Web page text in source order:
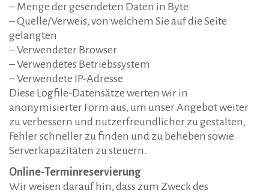
– Menge der gesendeten Daten in Byte
– Quelle/Verweis, von welchem Sie auf die Seite
gelangten
– Verwendeter Browser
– Verwendetes Betriebssystem
– Verwendete IP-Adresse
Diese Logfile-Datensätze werten wir in
anonymisierter Form aus, um unser Angebot weiter
zu verbessern und nutzerfreundlicher zu gestalten,
Fehler schneller zu finden und zu beheben sowie
Serverkapazitäten zu steuern.
Online-Terminreservierung
Wir weisen darauf hin, dass zum Zweck des